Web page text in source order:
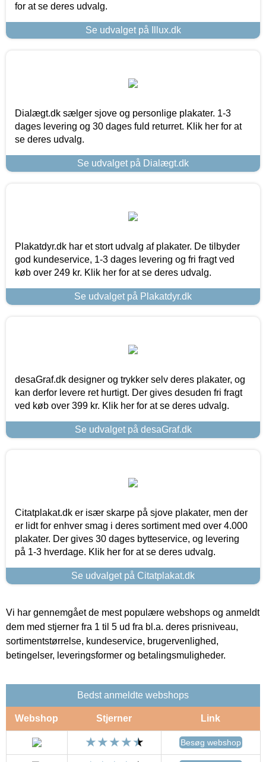
for at se deres udvalg.
Se udvalget på Illux.dk
Dialægt.dk sælger sjove og personlige plakater. 1-3
dages levering og 30 dages fuld returret. Klik her for at
se deres udvalg.
Se udvalget på Dialægt.dk
Plakatdyr.dk har et stort udvalg af plakater. De tilbyder
god kundeservice, 1-3 dages levering og fri fragt ved
køb over 249 kr. Klik her for at se deres udvalg.
Se udvalget på Plakatdyr.dk
desaGraf.dk designer og trykker selv deres plakater, og
kan derfor levere ret hurtigt. Der gives desuden fri fragt
ved køb over 399 kr. Klik her for at se deres udvalg.
Se udvalget på desaGraf.dk
Citatplakat.dk er især skarpe på sjove plakater, men der
er lidt for enhver smag i deres sortiment med over 4.000
plakater. Der gives 30 dages bytteservice, og levering
på 1-3 hverdage. Klik her for at se deres udvalg.
Se udvalget på Citatplakat.dk
Vi har gennemgået de mest populære webshops og anmeldt
dem med stjerner fra 1 til 5 ud fra bl.a. deres prisniveau,
sortimentstørrelse, kundeservice, brugervenlighed,
betingelser, leveringsformer og betalingsmuligheder.
Bedst anmeldte webshops
Webshop Stjerner Link
Besøg webshop